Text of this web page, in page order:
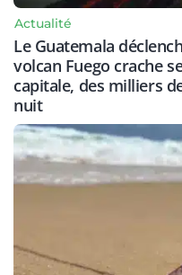
Actualité
Le Guatemala
volcan Fuego crache
capitale, des milliers
nuit